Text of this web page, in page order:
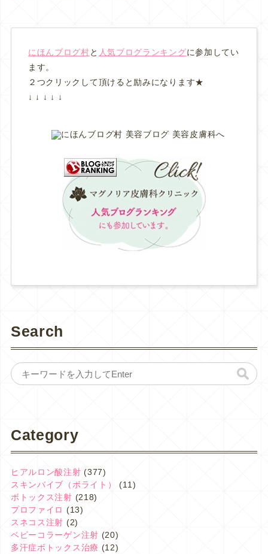
にほんブログ村と 人気ブログランキングに参加してい
ます。
２つクリックして頂けると励みになります★
↓ ↓ ↓ ↓ ↓
Search
Category
ヒアルロン酸注射 (377)
スキンバイブ（ボライト）
(11)
ボトックス注射 (218)
プロファイロ (13)
スネコス注射 (2)
ベビーコラーゲン注射 (20)
多汗症ボトックス治療 (12)